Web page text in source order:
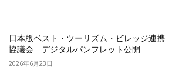
日本版ベスト・ツーリズム・ビレッジ連携
協議会 デジタルパンフレット公開
2026年6月23日